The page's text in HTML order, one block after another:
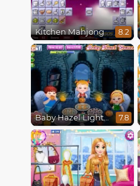
Kitchen Mahjong 8.2
Baby Hazel Lighthouse Adventure 7.8